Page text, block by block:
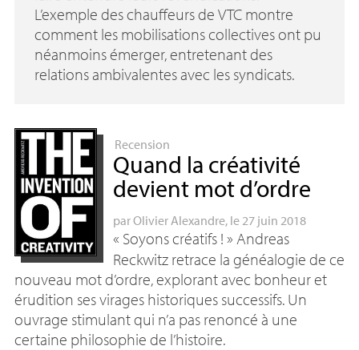
L’exemple des chauffeurs de VTCmontre
comment les mobilisations collectives ont pu
néanmoins émerger, entretenant des
relations ambivalentes avec les syndicats.
Recension
Quand la créativité
devient mot d’ordre
parOlivier Alexandre, le 27 juin 2018
« Soyons créatifs ! » Andreas
Reckwitz retrace la généalogie de ce
nouveau mot d’ordre, explorant avec bonheur et
érudition ses virages historiques successifs. Un
ouvrage stimulant qui n’a pas renoncé à une
certaine philosophie de l’histoire.